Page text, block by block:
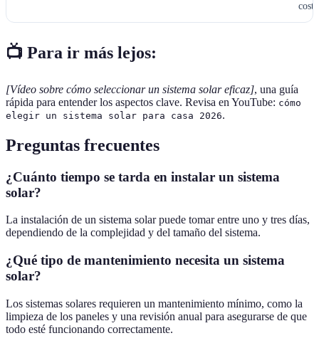
coste
📺 Para ir más lejos:
[Vídeo sobre cómo seleccionar un sistema solar eficaz], una guía
rápida para entender los aspectos clave. Revisa en YouTube: cómo
elegir un sistema solar para casa 2026.
Preguntas frecuentes
¿Cuánto tiempo se tarda en instalar un sistema
solar?
La instalación de un sistema solar puede tomar entre uno y tres días,
dependiendo de la complejidad y del tamaño del sistema.
¿Qué tipo de mantenimiento necesita un sistema
solar?
Los sistemas solares requieren un mantenimiento mínimo, como la
limpieza de los paneles y una revisión anual para asegurarse de que
todo esté funcionando correctamente.